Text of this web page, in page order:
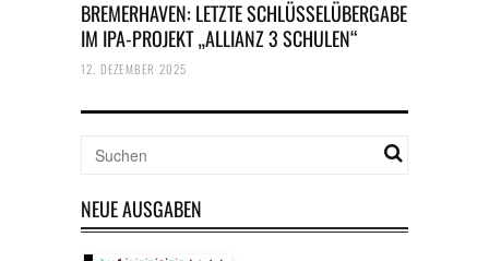
BREMERHAVEN: LETZTE SCHLÜSSELÜBERGABE
IM IPA-PROJEKT „ALLIANZ 3 SCHULEN“
12. DEZEMBER 2025
NEUE AUSGABEN